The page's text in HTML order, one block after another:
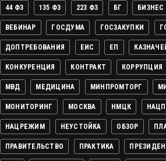
44 ФЗ 135 ФЗ 223 ФЗ БГ БИЗНЕС
ВЕБИНАР ГОСДУМА ГОСЗАКУПКИ
ДОПТРЕБОВАНИЯ ЕИС ЕП
КОНКУРЕНЦИЯ КОНТРАКТ КОРРУПЦИЯ
МВД МЕДИЦИНА МИНПРОМТОРГ
МОНИТОРИНГ МОСКВА НМЦК
НАЦРЕЖИМ НЕУСТОЙКА ОБЗОР
ПРАВИТЕЛЬСТВО ПРАКТИКА